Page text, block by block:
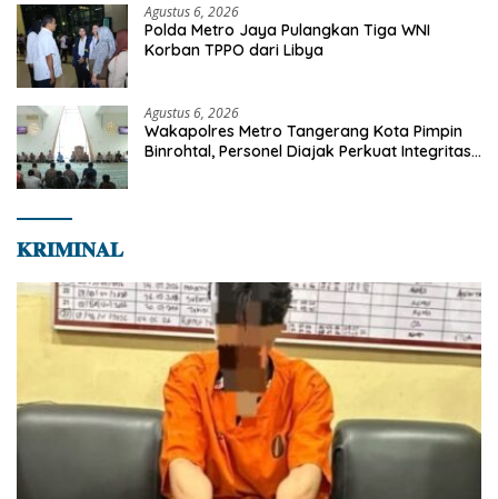
Agustus 6, 2026
Polda Metro Jaya Pulangkan Tiga WNI
Korban TPPO dari Libya
Agustus 6, 2026
Wakapolres Metro Tangerang Kota Pimpin
Binrohtal, Personel Diajak Perkuat Integritas
𝐊𝐑𝐈𝐌𝐈𝐍𝐀𝐋